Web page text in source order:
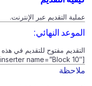
عملية التقديم عبر الإنترنت.
الموعد النهائي:
التقديم مفتوح للتقديم في
[adinserter name=”Block 10″]
ملاحظة